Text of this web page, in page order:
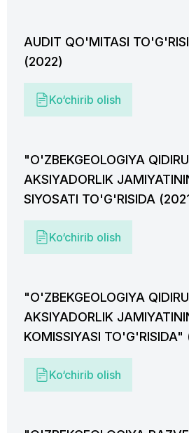
AUDIT QO'MITASI
(2022)
Ko‘chirib olish
"O'ZBEKGEOLOGIYA
AKSIYADORLIK
SIYOSATI TO'G'RISIDA
Ko‘chirib olish
"O'ZBEKGEOLOGIYA
AKSIYADORLIK
KOMISSIYASI TO'G'RISIDA"
Ko‘chirib olish